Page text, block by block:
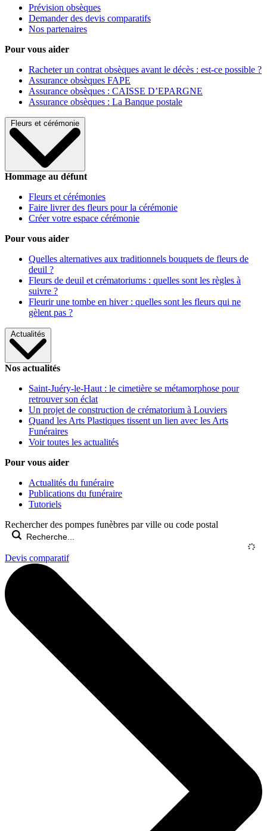
Prévision obsèques
Demander des devis comparatifs
Nos partenaires
Pour vous aider
Racheter un contrat obsèques avant le décès : est-ce possible ?
Assurance obsèques FAPE
Assurance obsèques : CAISSE D’EPARGNE
Assurance obsèques : La Banque postale
Fleurs et cérémonie
Hommage au défunt
Fleurs et cérémonies
Faire livrer des fleurs pour la cérémonie
Créer votre espace cérémonie
Pour vous aider
Quelles alternatives aux traditionnels bouquets de fleurs de
deuil ?
Fleurs de deuil et crématoriums : quelles sont les règles à
suivre ?
Fleurir une tombe en hiver : quelles sont les fleurs qui ne
gèlent pas ?
Actualités
Nos actualités
Saint-Juéry-le-Haut : le cimetière se métamorphose pour
retrouver son éclat
Un projet de construction de crématorium à Louviers
Quand les Arts Plastiques tissent un lien avec les Arts
Funéraires
Voir toutes les actualités
Pour vous aider
Actualités du funéraire
Publications du funéraire
Tutoriels
Rechercher des pompes funèbres par ville ou code postal
Devis comparatif